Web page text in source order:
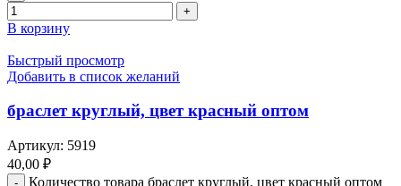
В корзину
Быстрый просмотр
Добавить в список желаний
браслет круглый, цвет красный оптом
Артикул: 5919
40,00 ₽
Количество товара браслет круглый, цвет красный оптом